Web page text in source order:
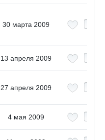
30 марта 2009
13 апреля 2009
27 апреля 2009
4 мая 2009